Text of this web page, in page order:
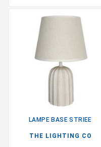
LAMPE BASE STRIEE
THE LIGHTING CO